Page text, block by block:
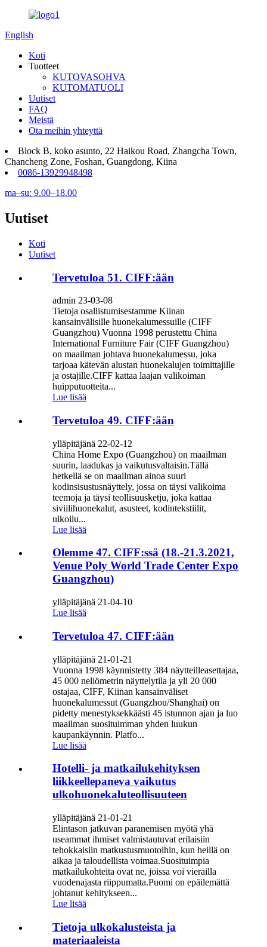
English
Koti
Tuotteet
KUTOVASOHVA
KUTOMATUOLI
Uutiset
FAQ
Meistä
Ota meihin yhteyttä
Block B, koko asunto, 22 Haikou Road, Zhangcha Town,
Chancheng Zone, Foshan, Guangdong, Kiina
0086-13929948498
ma–su: 9.00–18.00
Uutiset
Koti
Uutiset
Tervetuloa 51. CIFF:ään
admin 23-03-08
Tietoja osallistumisestamme Kiinan
kansainvälisille huonekalumessuille (CIFF
Guangzhou) Vuonna 1998 perustettu China
International Furniture Fair (CIFF Guangzhou)
on maailman johtava huonekalumessu, joka
tarjoaa kätevän alustan huonekalujen toimittajille
ja ostajille.CIFF kattaa laajan valikoiman
huipputuotteita...
Lue lisää
Tervetuloa 49. CIFF:ään
ylläpitäjänä 22-02-12
China Home Expo (Guangzhou) on maailman
suurin, laadukas ja vaikutusvaltaisin.Tällä
hetkellä se on maailman ainoa suuri
kodinsisustusnäyttely, jossa on täysi valikoima
teemoja ja täysi teollisuusketju, joka kattaa
siviilihuonekalut, asusteet, kodintekstiilit,
ulkoilu...
Lue lisää
Olemme 47. CIFF:ssä (18.-21.3.2021,
Venue Poly World Trade Center Expo
Guangzhou)
ylläpitäjänä 21-04-10
Lue lisää
Tervetuloa 47. CIFF:ään
ylläpitäjänä 21-01-21
Vuonna 1998 käynnistetty 384 näytteilleasettajaa,
45 000 neliömetrin näyttelytila ​​ja yli 20 000
ostajaa, CIFF, Kiinan kansainväliset
huonekalumessut (Guangzhou/Shanghai) on
pidetty menestyksekkäästi 45 istunnon ajan ja luo
maailman suosituimman yhden luukun
kaupankäynnin. Platfo...
Lue lisää
Hotelli- ja matkailukehityksen
liikkeellepaneva vaikutus
ulkohuonekaluteollisuuteen
ylläpitäjänä 21-01-21
Elintason jatkuvan paranemisen myötä yhä
useammat ihmiset valmistautuvat erilaisiin
tehokkaisiin matkustusmuotoihin, kun heillä on
aikaa ja taloudellista voimaa.Suosituimpia
matkailukohteita ovat ne, joissa voi vierailla
vuodenajasta riippumatta.Puomi on epäilemättä
johtanut kehitykseen...
Lue lisää
Tietoja ulkokalusteista ja
materiaaleista